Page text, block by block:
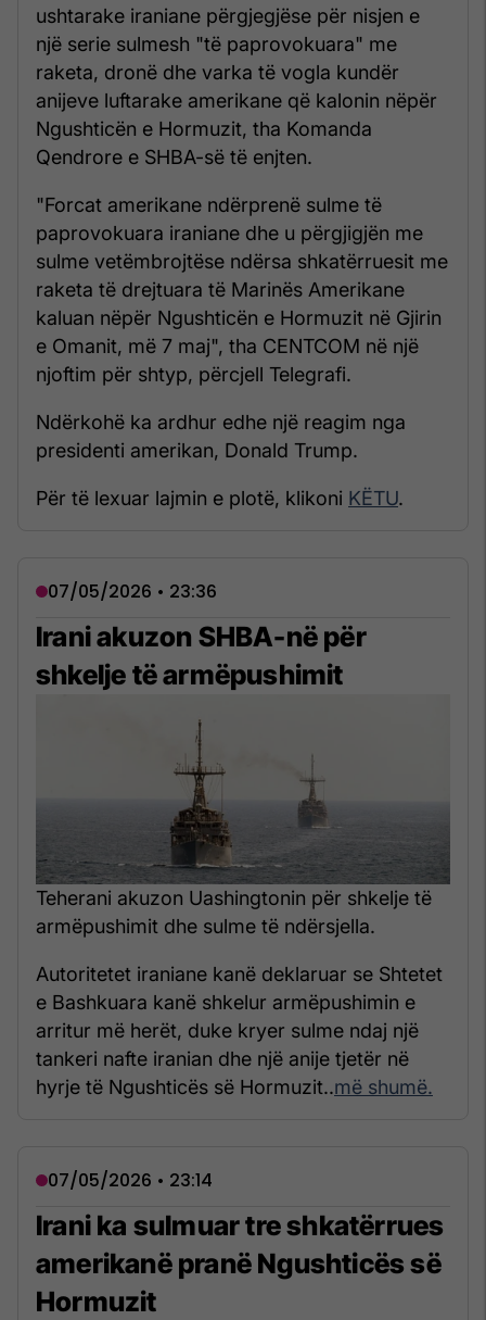
ushtarake iraniane përgjegjëse për nisjen e
një serie sulmesh "të paprovokuara" me
raketa, dronë dhe varka të vogla kundër
anijeve luftarake amerikane që kalonin nëpër
Ngushticën e Hormuzit, tha Komanda
Qendrore e SHBA-së të enjten.
"Forcat amerikane ndërprenë sulme të
paprovokuara iraniane dhe u përgjigjën me
sulme vetëmbrojtëse ndërsa shkatërruesit me
raketa të drejtuara të Marinës Amerikane
kaluan nëpër Ngushticën e Hormuzit në Gjirin
e Omanit, më 7 maj", tha CENTCOM në një
njoftim për shtyp, përcjell Telegrafi.
Ndërkohë ka ardhur edhe një reagim nga
presidenti amerikan, Donald Trump.
Për të lexuar lajmin e plotë, klikoni KËTU.
07/05/2026 • 23:36
Irani akuzon SHBA-në për
shkelje të armëpushimit
Teherani akuzon Uashingtonin për shkelje të
armëpushimit dhe sulme të ndërsjella.
Autoritetet iraniane kanë deklaruar se Shtetet
e Bashkuara kanë shkelur armëpushimin e
arritur më herët, duke kryer sulme ndaj një
tankeri nafte iranian dhe një anije tjetër në
hyrje të Ngushticës së Hormuzit..më shumë.
07/05/2026 • 23:14
Irani ka sulmuar tre shkatërrues
amerikanë pranë Ngushticës së
Hormuzit